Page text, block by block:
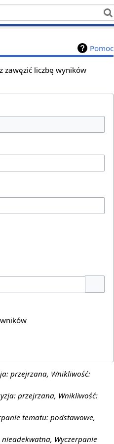
Pomoc
zawęzić liczbę wyników
przejrzana, Wnikliwość:
przejrzana, Wnikliwość:
tematu: podstawowe,
Wyczerpanie